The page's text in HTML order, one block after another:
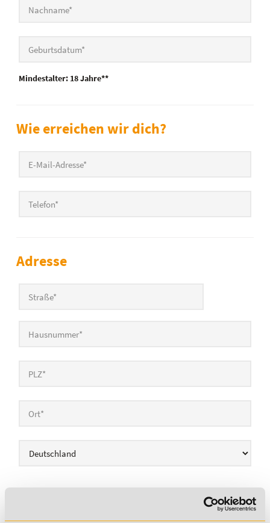
Mindestalter: 18 Jahre**
Wie erreichen wir dich?
Adresse